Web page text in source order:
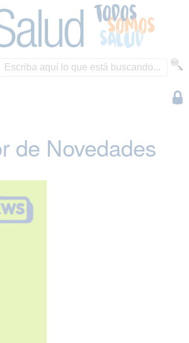
de Novedades